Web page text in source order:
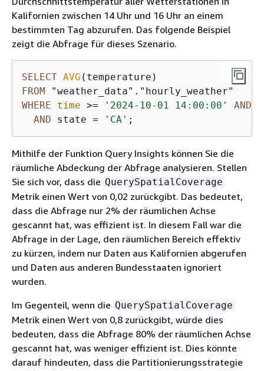
Kalifornien zwischen 14 Uhr und 16 Uhr an einem
bestimmten Tag abzurufen. Das folgende Beispiel
zeigt die Abfrage für dieses Szenario.
SELECT AVG
FROM
WHERE
time >= '2024-10-01 14:00:00' AND
AND state = 'CA' ;
Mithilfe der Funktion Query Insights können Sie die
räumliche Abdeckung der Abfrage analysieren. Stellen
Sie sich vor, dass die QuerySpatialCoverage
Metrik einen Wert von 0,02 zurückgibt. Das bedeutet,
dass die Abfrage nur 2% der räumlichen Achse
gescannt hat, was effizient ist. In diesem Fall war die
Abfrage in der Lage, den räumlichen Bereich effektiv
zu kürzen, indem nur Daten aus Kalifornien abgerufen
und Daten aus anderen Bundesstaaten ignoriert
wurden.
Im Gegenteil, wenn die QuerySpatialCoverage
Metrik einen Wert von 0,8 zurückgibt, würde dies
bedeuten, dass die Abfrage 80% der räumlichen Achse
gescannt hat, was weniger effizient ist. Dies könnte
darauf hindeuten, dass die Partitionierungsstrategie